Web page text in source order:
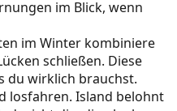
im Blick, wenn
im Winter kombiniere
schließen. Diese
du wirklich brauchst.
losfahren. Island belohnt